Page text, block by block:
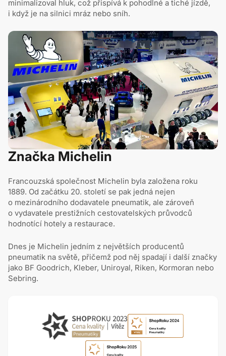
minimalizoval hluk, což přispívá k pohodlné a tiché jízdě,
i když je na silnici mráz nebo sníh.
Značka Michelin
Francouzská společnost Michelin byla založena roku
1889. Od začátku 20. století se pak jedná nejen
o mezinárodního dodavatele pneumatik, ale zároveň
o vydavatele prestižních cestovatelských průvodců
hodnotící hotely a restaurace.
Dnes je Michelin jedním z největších producentů
pneumatik na světě, přičemž pod něj spadají i další značky
jako BF Goodrich, Kleber, Uniroyal, Riken, Kormoran nebo
Sebring.